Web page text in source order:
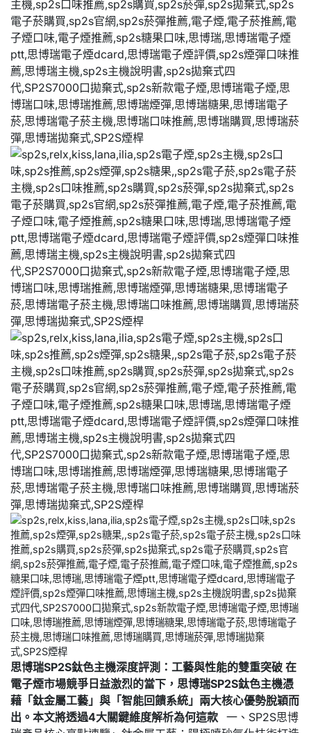
思博瑞SP2S鈦色主機深度評測：工藝與性能的雙重突破 在
電子煙市場競爭日益激烈的當下，思博瑞SP2S鈦色主機憑
藉「鈦金屬工藝」與「智能回饋系統」兩大核心優勢脫穎而
出。本文將透過4大關鍵維度解析為何這款 一、SP2S思博